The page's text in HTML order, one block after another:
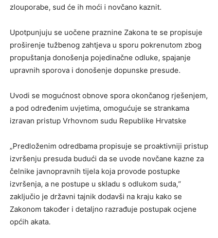
zlouporabe, sud će ih moći i novčano kaznit.
Upotpunjuju se uočene praznine Zakona te se propisuje
proširenje tužbenog zahtjeva u sporu pokrenutom zbog
propuštanja donošenja pojedinačne odluke, spajanje
upravnih sporova i donošenje dopunske presude.
Uvodi se mogućnost obnove spora okončanog rješenjem,
a pod određenim uvjetima, omogućuje se strankama
izravan pristup Vrhovnom sudu Republike Hrvatske
„Predloženim odredbama propisuje se proaktivniji pristup
izvršenju presuda budući da se uvode novčane kazne za
čelnike javnopravnih tijela koja provode postupke
izvršenja, a ne postupe u skladu s odlukom suda,“
zaključio je državni tajnik dodavši na kraju kako se
Zakonom također i detaljno razrađuje postupak ocjene
općih akata.